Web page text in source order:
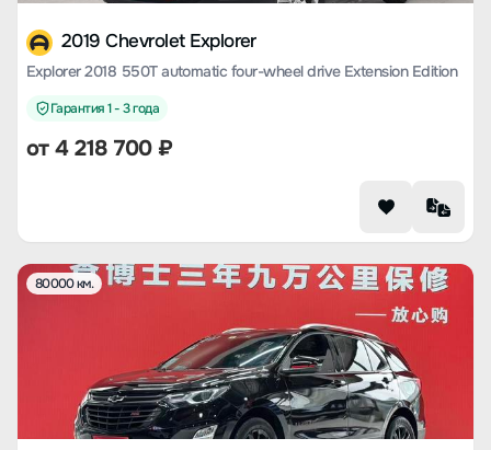
2019 Chevrolet Explorer
Explorer 2018 550T automatic four-wheel drive Extension Edition
Гарантия 1 - 3 года
от4 218 700₽
80000 км.